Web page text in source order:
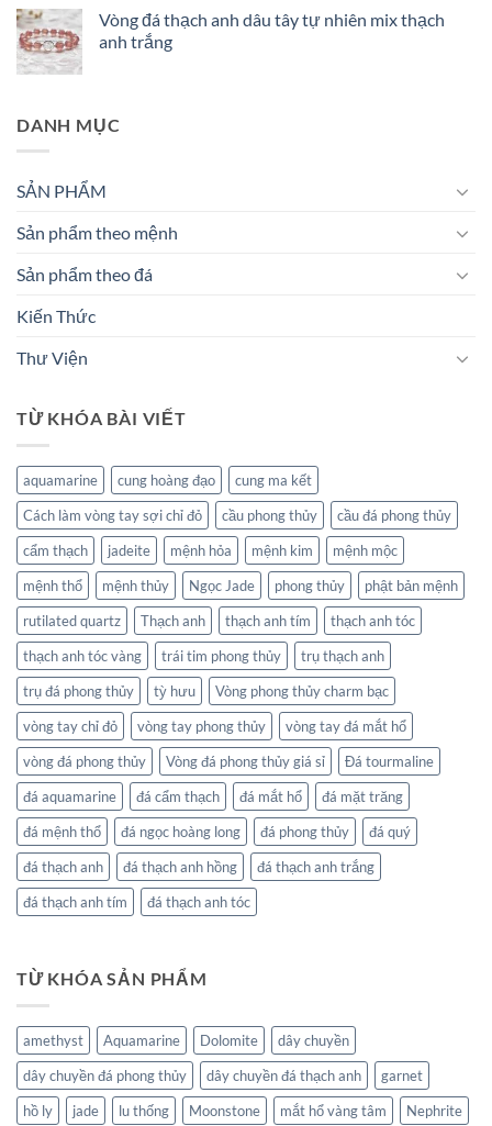
Vòng đá thạch anh dâu tây tự nhiên mix thạch
anh trắng
DANH MỤC
SẢN PHẨM
Sản phẩm theo mệnh
Sản phẩm theo đá
Kiến Thức
Thư Viện
TỪ KHÓA BÀI VIẾT
aquamarine cung hoàng đạo
cung ma kết
Cách làm vòng tay sợi chỉ đỏ
cầu phong thủy
cầu đá phong thủy
cẩm thạch
jadeite mệnh hỏa mệnh kim
mệnh mộc
mệnh thổ
mệnh thủy Ngọc Jade phong thủy
phật bản mệnh
rutilated quartz
Thạch anh thạch anh tím
thạch anh tóc
thạch anh tóc vàng
trái tim phong thủy
trụ thạch anh
trụ đá phong thủy
tỳ hưu
Vòng phong thủy charm bạc
vòng tay chỉ đỏ
vòng tay phong thủy
vòng tay đá mắt hổ
vòng đá phong thủy
Vòng đá phong thủy giá sỉ
Đá tourmaline
đá aquamarine
đá cẩm thạch đá mắt hổ
đá mặt trăng
đá mệnh thổ
đá ngọc hoàng long đá phong thủy
đá quý
đá thạch anh
đá thạch anh hồng
đá thạch anh trắng
đá thạch anh tím
đá thạch anh tóc
TỪ KHÓA SẢN PHẨM
amethyst Aquamarine Dolomite
dây chuyền
dây chuyền đá phong thủy
dây chuyền đá thạch anh
garnet
hồ ly
jade lu thống Moonstone mắt hổ vàng tâm Nephrite